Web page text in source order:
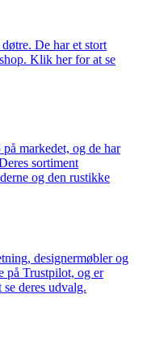
De har et stort
Klik her for at se
markedet, og de har
sortiment
og den rustikke
designermøbler og
på Trustpilot, og er
deres udvalg.